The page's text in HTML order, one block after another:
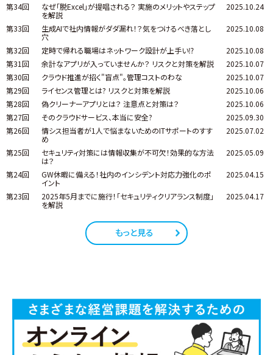
第34回
なぜ「脱Excel」が提唱される？ 実施のメリットやステップ
を解説
2025.10.24
第33回
生成AIで社内情報がダダ漏れ！？気をつけるべき落とし
穴
2025.10.08
第32回 定時で帰れる職場はネットワーク設計が上手い⁉
2025.10.08
第31回
余計なアプリが入っていませんか？ リスクと対策を解説
2025.10.07
第30回
クラウド推進が招く"盲点"。管理コストのわな
2025.10.07
第29回
ライセンス管理とは? リスクと対策を解説
2025.10.06
第28回
偽クリーナーアプリとは？ 注意点と対策は？
2025.10.06
第27回
そのクラウドサービス、本当に安全?
2025.09.30
第26回
情シス担当者が1人で悩まないためのITサポートのすす
め
2025.07.02
第25回
セキュリティ対策には情報収集が不可欠！効果的な方法
は？
2025.05.09
第24回
GW休暇に備える！社内のインシデント対応力強化のポ
イント
2025.04.15
第23回
2025年5月までに施行！「セキュリティクリアランス制度」
を解説
2025.04.17
もっと見る